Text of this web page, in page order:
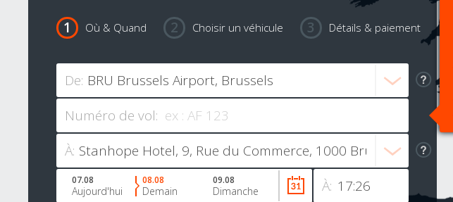
Où & Quand Choisir un véhicule Détails & paiement
De:
Numéro de vol:
À:
À:
07.08
Aujourd'hui
08.08
Demain
09.08
Dimanche